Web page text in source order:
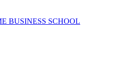
BUSINESS SCHOOL